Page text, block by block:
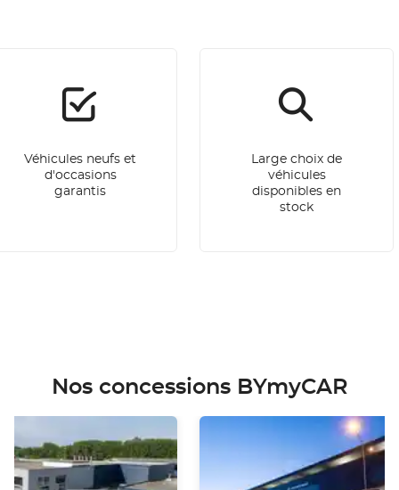
Véhicules neufs et
d'occasions
garantis
Large choix de
véhicules
disponibles en
stock
Nos concessions BYmyCAR